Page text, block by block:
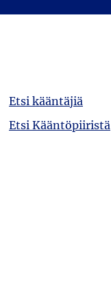
Etsi kääntäjiä
Etsi Kääntöpiiristä